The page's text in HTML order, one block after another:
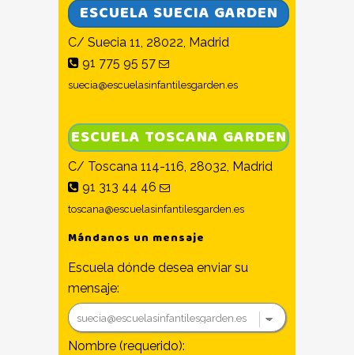
ESCUELA SUECIA GARDEN
C/ Suecia 11, 28022, Madrid
91 775 95 57
suecia@escuelasinfantilesgarden.es
ESCUELA TOSCANA GARDEN
C/ Toscana 114-116, 28032, Madrid
91 313 44 46
toscana@escuelasinfantilesgarden.es
Mándanos un mensaje
Escuela dónde desea enviar su
mensaje:
Nombre (requerido):